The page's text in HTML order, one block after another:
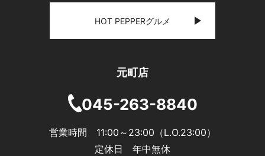
HOT PEPPERグルメ
元町店
045-263-8840
営業時間 11:00～23:00（L.O.23:00）
定休日 年中無休